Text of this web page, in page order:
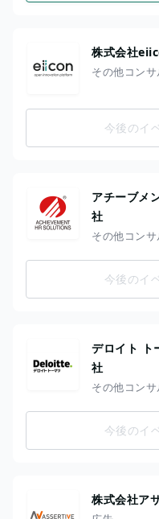
株式会社
その他コンサ
今後のイ
アチーブメ
社
その他コンサ
今後のイ
デロイト ト
社
その他コンサ
今後のイ
株式会社ア